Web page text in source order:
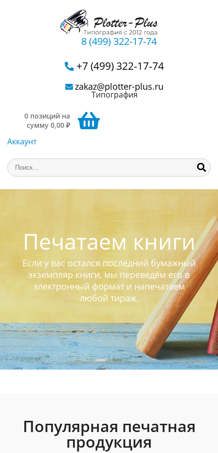
8 (499) 322-17-74
+7 (499) 322-17-74
zakaz@plotter-plus.ru
Типография
0 позиций на
сумму 0,00 ₽
Аккаунт
Печатаем книги
Если у вас остался последний бумажный
экземпляр книги, мы переведём его в
электронный формат и напечатаем
любой тираж.
Популярная печатная
продукция